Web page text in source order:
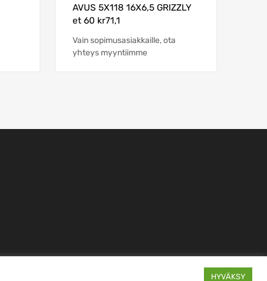
AVUS 5X118 16X6,5 GRIZZLY
et 60 kr71,1
Vain sopimusasiakkaille, ota
yhteys myyntiimme
HYVÄKSY